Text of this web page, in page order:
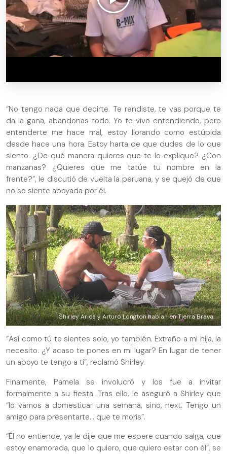
“No tengo nada que decirte. Te rendiste, te vas porque te
da la gana, abandonas todo. Yo te vivo entendiendo, pero
entenderte me hace mal, estoy llorando como estúpida
desde hace una hora. Estoy harta de que dudes de lo que
siento. ¿De qué manera quieres que te lo explique? ¿Con
manzanas? ¿Quieres que me tatúe tu nombre en la
frente?”, le discutió de vuelta la peruana, y se quejó de que
no se siente apoyada por él.
Shirley Arica y Arturo Longton hablan en Tierra Brava
“Así como tú te sientes solo, yo también. Extraño a mi hija, la
necesito. ¿Y acaso te pones en mi lugar? En lugar de tener
un apoyo te tengo a ti”, reclamó Shirley.
Finalmente, Pamela se involucró y los fue a invitar
formalmente a su fiesta. Tras ello, le aseguró a Shirley que
“lo vamos a domesticar una semana, sino, next. Tengo un
amigo para presentarte... que te morís”.
“Él no entiende, ya le dije que me espere cuando salga, que
estoy enamorada, que lo quiero, que quiero estar con él”, se